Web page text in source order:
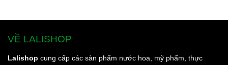
VỀ LALISHOP
Lalishop cung cấp các sản phẩm nước hoa, mỹ phẩm, thực